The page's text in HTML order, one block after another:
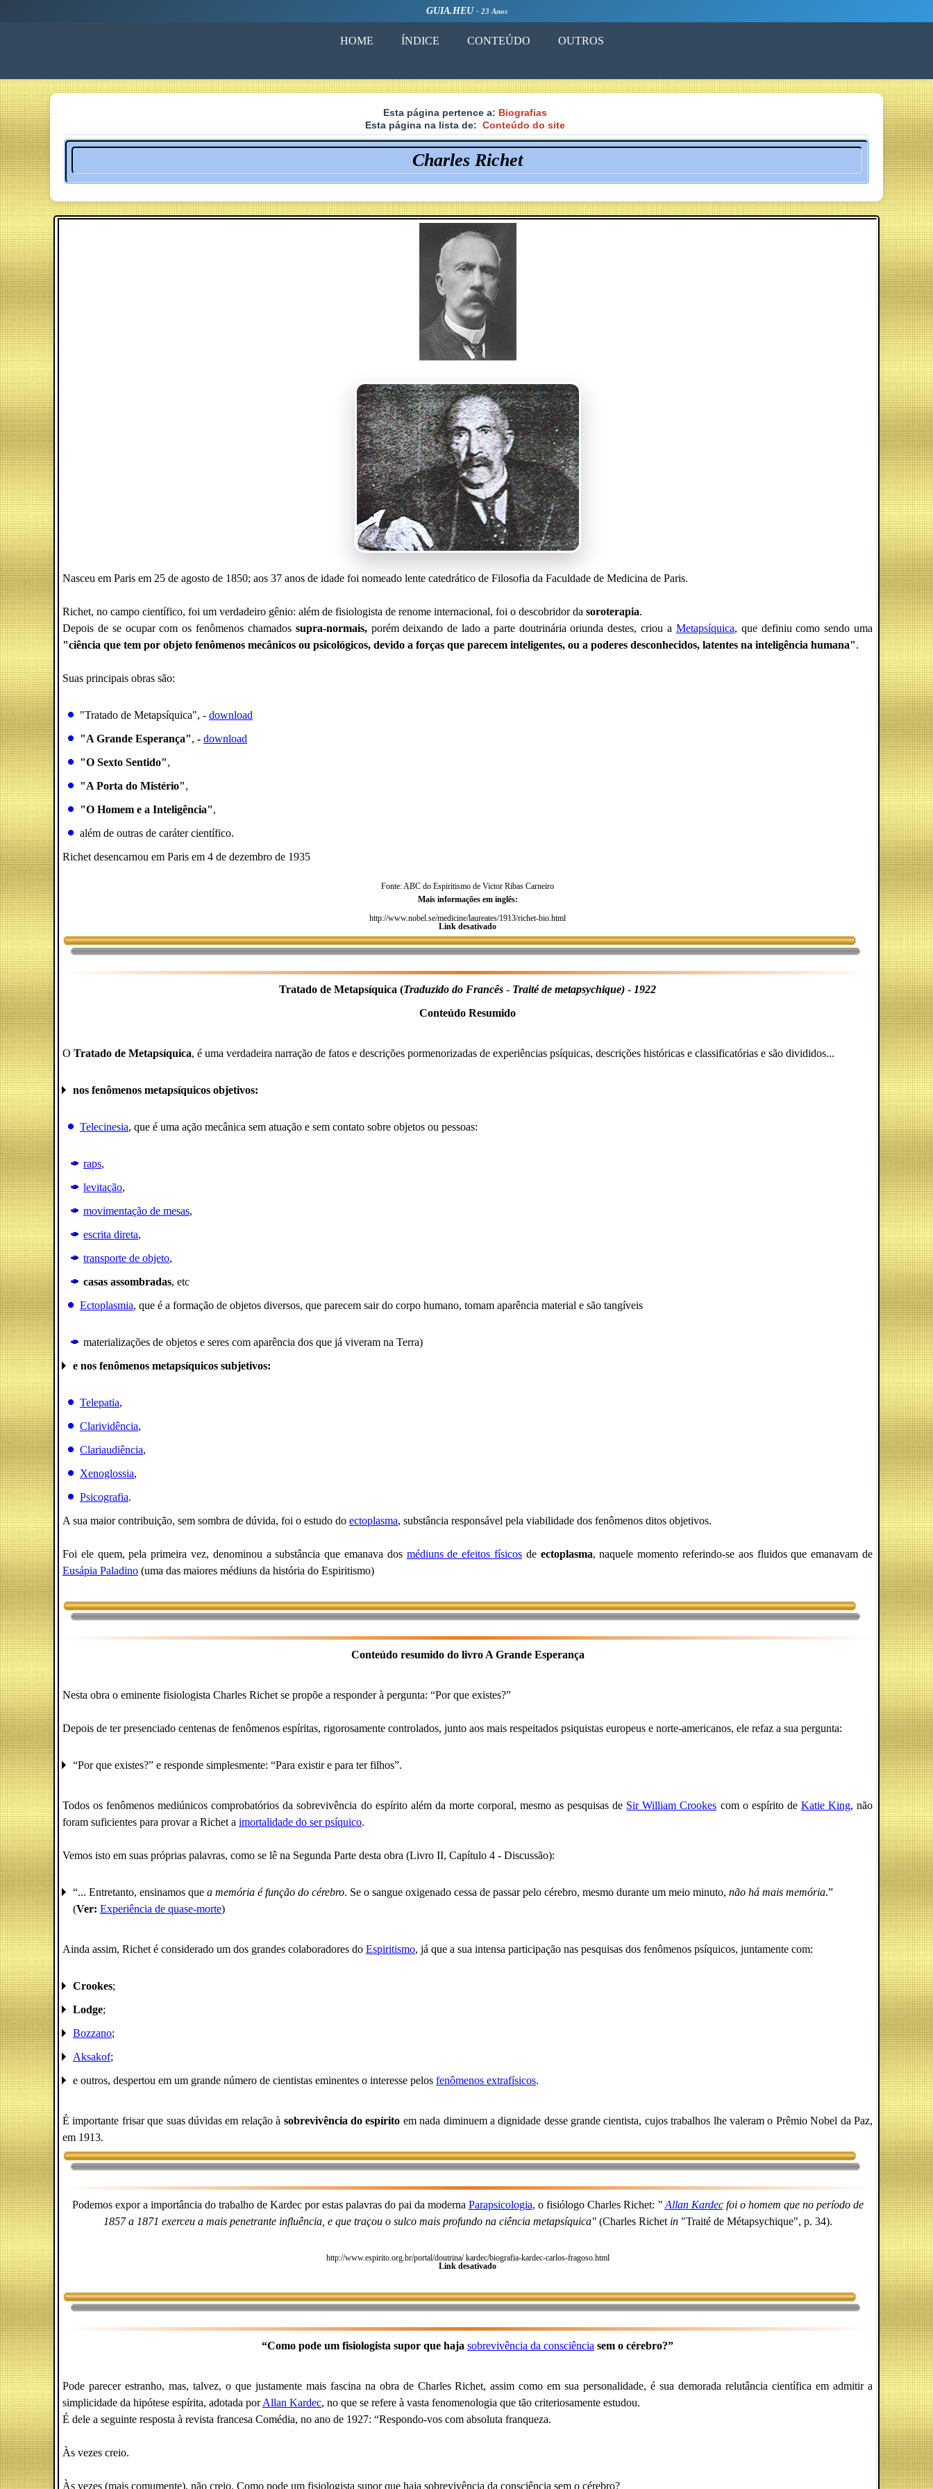
GUIA.HEU - 23 Anos
HOME ÍNDICE CONTEÚDO OUTROS
Esta página pertence a: Biografias
Esta página na lista de: Conteúdo do site
Charles Richet
Nasceu em Paris em 25 de agosto de 1850; aos 37 anos de idade foi nomeado lente catedrático de Filosofia da Faculdade de Medicina de Paris.
Richet, no campo científico, foi um verdadeiro gênio: além de fisiologista de renome internacional, foi o descobridor da soroterapia.
Depois de se ocupar com os fenômenos chamados supra-normais,porém deixando de lado a parte doutrinária oriunda destes, criou a Metapsíquica, que definiu como sendo uma
"ciência que tem por objeto fenômenos mecânicos ou psicológicos, devido a forças que parecem inteligentes, ou a poderes desconhecidos, latentes na inteligência humana".
Suas principais obras são:
"Tratado de Metapsíquica", - download
"A Grande Esperança", - download
"O Sexto Sentido",
"A Porta do Mistério",
"O Homem e a Inteligência",
além de outras de caráter científico.
Richet desencarnou em Paris em 4 de dezembro de 1935
Fonte: ABC do Espiritismo de Victor Ribas Carneiro
Mais informações em inglês:
http://www.nobel.se/medicine/laureates/1913/richet-bio.html
Link desativado
Tratado de Metapsíquica (Traduzido do Francês - Traité de metapsychique) - 1922
Conteúdo Resumido
O Tratado de Metapsíquica, é uma verdadeira narração de fatos e descrições pormenorizadas de experiências psíquicas, descrições históricas e classificatórias e são divididos...
nos fenômenos metapsíquicos objetivos:
Telecinesia, que é uma ação mecânica sem atuação e sem contato sobre objetos ou pessoas:
raps,
levitação,
movimentação de mesas,
escrita direta,
transporte de objeto,
casas assombradas, etc
Ectoplasmia, que é a formação de objetos diversos, que parecem sair do corpo humano, tomam aparência material e são tangíveis
materializações de objetos e seres com aparência dos que já viveram na Terra)
e nos fenômenos metapsíquicos subjetivos:
Telepatia,
Clarividência,
Clariaudiência,
Xenoglossia,
Psicografia.
A sua maior contribuição, sem sombra de dúvida, foi o estudo do ectoplasma, substância responsável pela viabilidade dos fenômenos ditos objetivos.
Foi ele quem, pela primeira vez, denominou a substância que emanava dos médiuns de efeitos físicos de ectoplasma, naquele momento referindo-se aos fluidos que emanavam de
Eusápia Paladino (uma das maiores médiuns da história do Espiritismo)
Conteúdo resumido do livro A Grande Esperança
Nesta obra o eminente fisiologista Charles Richet se propõe a responder à pergunta: “Por que existes?”
Depois de ter presenciado centenas de fenômenos espíritas, rigorosamente controlados, junto aos mais respeitados psiquistas europeus e norte-americanos, ele refaz a sua pergunta:
“Por que existes?” e responde simplesmente: “Para existir e para ter filhos”.
Todos os fenômenos mediúnicos comprobatórios da sobrevivência do espírito além da morte corporal, mesmo as pesquisas de Sir William Crookes com o espírito de Katie King, não
foram suficientes para provar a Richet a imortalidade do ser psíquico.
Vemos isto em suas próprias palavras, como se lê na Segunda Parte desta obra (Livro II, Capítulo 4 - Discussão):
“... Entretanto, ensinamos que a memória é função do cérebro. Se o sangue oxigenado cessa de passar pelo cérebro, mesmo durante um meio minuto, não há mais memória.”
(Ver: Experiência de quase-morte)
Ainda assim, Richet é considerado um dos grandes colaboradores do Espiritismo, já que a sua intensa participação nas pesquisas dos fenômenos psíquicos, juntamente com:
Crookes;
Lodge;
Bozzano;
Aksakof;
e outros, despertou em um grande número de cientistas eminentes o interesse pelos fenômenos extrafísicos.
É importante frisar que suas dúvidas em relação à sobrevivência do espírito em nada diminuem a dignidade desse grande cientista, cujos trabalhos lhe valeram o Prêmio Nobel da Paz,
em 1913.
Podemos expor a importância do trabalho de Kardec por estas palavras do pai da moderna Parapsicologia, o fisiólogo Charles Richet: " Allan Kardecfoi o homem que no período de
1857 a 1871 exerceu a mais penetrante influência, e que traçou o sulco mais profundo na ciência metapsíquica"(Charles Richet in"Traité de Métapsychique", p. 34).
http://www.espirito.org.br/portal/doutrina/ kardec/biografia-kardec-carlos-fragoso.html
Link desativado
“Como pode um fisiologista supor que haja sobrevivência da consciência sem o cérebro?”
Pode parecer estranho, mas, talvez, o que justamente mais fascina na obra de Charles Richet, assim como em sua personalidade, é sua demorada relutância científica em admitir a
simplicidade da hipótese espírita, adotada porAllan Kardec, no que se refere à vasta fenomenologia que tão criteriosamente estudou.
É dele a seguinte resposta à revista francesa Comédia, no ano de 1927: “Respondo-vos com absoluta franqueza.
Às vezes creio.
Às vezes (mais comumente), não creio. Como pode um fisiologista supor que haja sobrevivência da consciência sem o cérebro?